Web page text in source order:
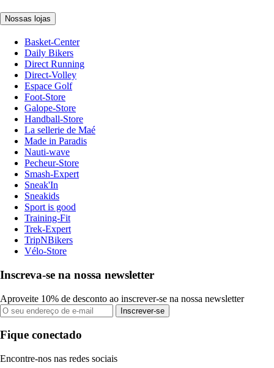
Nossas lojas
Basket-Center
Daily Bikers
Direct Running
Direct-Volley
Espace Golf
Foot-Store
Galope-Store
Handball-Store
La sellerie de Maé
Made in Paradis
Nauti-wave
Pecheur-Store
Smash-Expert
Sneak'In
Sneakids
Sport is good
Training-Fit
Trek-Expert
TripNBikers
Vélo-Store
Inscreva-se na nossa newsletter
Aproveite 10% de desconto ao inscrever-se na nossa newsletter
Inscrever-se
Fique conectado
Encontre-nos nas redes sociais